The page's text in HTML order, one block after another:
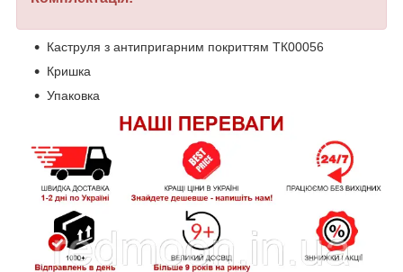
Каструля з антипригарним покриттям TК00056
Кришка
Упаковка